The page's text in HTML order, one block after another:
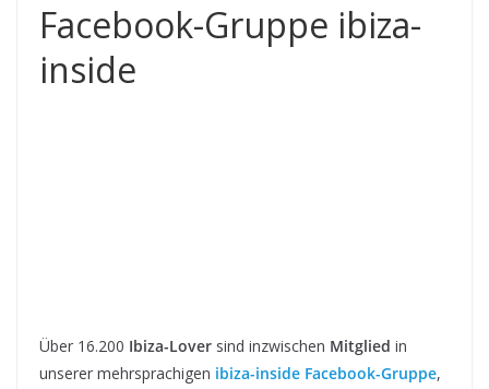
Facebook-Gruppe ibiza-
inside
Über 16.200 Ibiza-Lover sind inzwischen Mitglied in
unserer mehrsprachigen ibiza-inside Facebook-Gruppe,